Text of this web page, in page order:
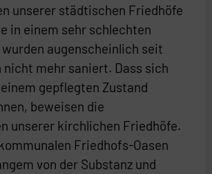
unserer städtischen Friedhöfe
in einem sehr schlechten
wurden augenscheinlich seit
mehr saniert. Dass sich
gepflegten Zustand
beweisen die
unserer kirchlichen Friedhöfe.
Friedhofs-Oasen
von der Substanz und